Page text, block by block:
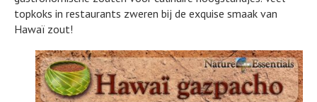
topkoks in restaurants zweren bij de exquise smaak van
Hawaï zout!